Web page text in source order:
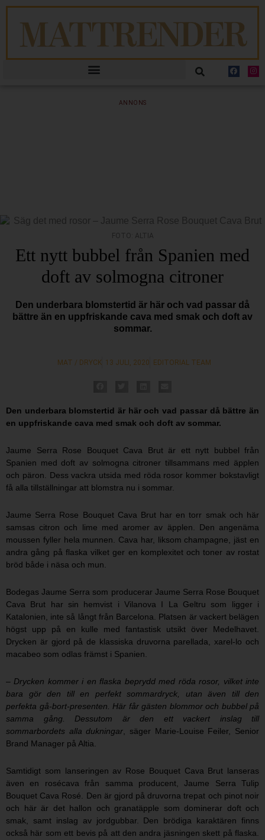
ANNONS
FOTO: ALTIA
Ett nytt bubbel från Spanien med
doft av solmogna citroner
Den underbara blomstertid är här och vad passar då
bättre än en uppfriskande cava med smak och doft av
sommar.
MAT / DRYCK 13 JULI, 2020 EDITORIAL TEAM
Den underbara blomstertid är här och vad passar då bättre än
en uppfriskande cava med smak och doft av sommar.
Jaume Serra Rose Bouquet Cava Brut är ett nytt bubbel från
Spanien med doft av solmogna citroner tillsammans med äpplen
och päron. Dess vackra utsida med röda rosor kommer bokstavligt
få alla tillställningar att blomstra nu i sommar.
Jaume Serra Rose Bouquet Cava Brut har en torr smak och här
samsas citron och lime med aromer av äpplen. Den angenäma
moussen fyller hela munnen. Cava har, liksom champagne, jäst en
andra gång på flaska vilket ger en komplexitet och toner av rostat
bröd både i näsa och mun.
Bodegas Jaume Serra som producerar Jaume Serra Rose Bouquet
Cava Brut har sin hemvist i Vilanova I La Geltru som ligger i
Katalonien, inte så långt från Barcelona. Platsen är vackert belägen
högst upp på en kulle med fantastisk utsikt över Medelhavet.
Drycken är gjord på de klassiska druvorna parellada, xarel-lo och
macabeo som odlas främst i Spanien.
– Drycken kommer i en flaska beprydd med röda rosor, vilket inte
bara gör den till en perfekt sommardryck, utan även till den
perfekta gå-bort-presenten. Här får gästen blommor och bubbel på
samma gång. Dessutom är den ett vackert inslag till
sommarbordets alla dukningar, säger Marie-Louise Feiler, Senior
Brand Manager på Altia.
Samtidigt som lanseringen av Rose Bouquet Cava Brut lanseras
även en rosécava från samma producent, Jaume Serra Tulip
Bouquet Cava Rosé. Den är gjord på druvorna trepat och pinot noir
och här är det hallon och granatäpple som dominerar doft och
smak, samt inslag av jordgubbar. Den brödiga karaktären finns
också här som ett bevis på att den andra jäsningen skett på flaska.